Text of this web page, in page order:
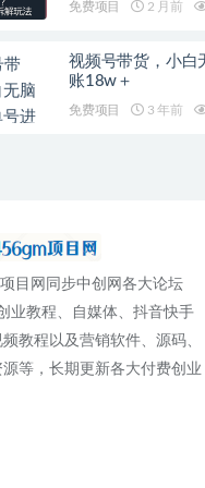
免费项目 2 月前
视频号带货，小白
账18w＋
免费项目 3 年前
目网同步中创网各大论坛
业教程、自媒体、抖音快手
教程以及营销软件、源码、
等，长期更新各大付费创业